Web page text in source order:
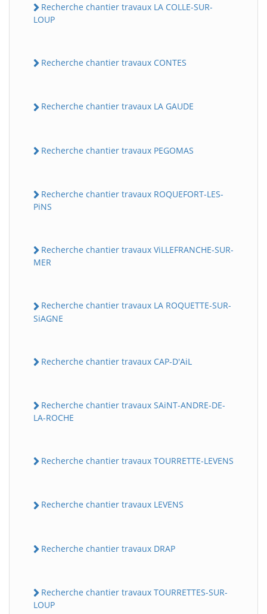
Recherche chantier travaux LA COLLE-SUR-
LOUP
Recherche chantier travaux CONTES
Recherche chantier travaux LA GAUDE
Recherche chantier travaux PEGOMAS
Recherche chantier travaux ROQUEFORT-LES-
PiNS
Recherche chantier travaux ViLLEFRANCHE-SUR-
MER
Recherche chantier travaux LA ROQUETTE-SUR-
SiAGNE
Recherche chantier travaux CAP-D'AiL
Recherche chantier travaux SAiNT-ANDRE-DE-
LA-ROCHE
Recherche chantier travaux TOURRETTE-LEVENS
Recherche chantier travaux LEVENS
Recherche chantier travaux DRAP
Recherche chantier travaux TOURRETTES-SUR-
LOUP